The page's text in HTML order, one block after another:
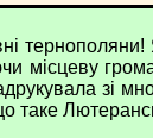
місцеву